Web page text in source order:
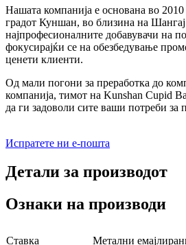
Нашата компанија е основана во
градот Куншан, во близина на
најпрофесионалните добавувачи на
фокусирајќи се на обезбедување
ценети клиенти.
Од мали погони за преработка до
компанија, тимот на Kunshan Cupid
да ги задоволи сите ваши потреби за
Испратете ни е-пошта
Детали за производот
Ознаки на производи
Ставка
Метални